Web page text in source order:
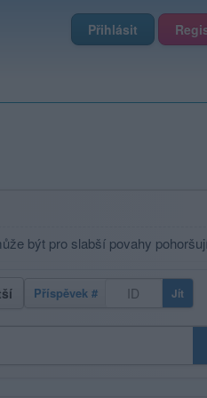
Přihlásit
být pro slabší povahy
Příspěvek # Jít